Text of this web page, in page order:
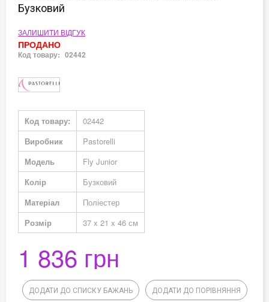
галереї
Бузковий
ЗАЛИШИТИ ВІДГУК
ПРОДАНО
Код товару: 02442
Докладніше
Код товару:
02442
Виробник
Pastorelli
Модель
Fly Junior
Колір
Бузковий
Матеріал
Поліестер
Розмір
37 x 21 x 46 см
1 836 грн
ДОДАТИ ДО СПИСКУ БАЖАНЬ ДОДАТИ ДО ПОРІВНЯННЯ